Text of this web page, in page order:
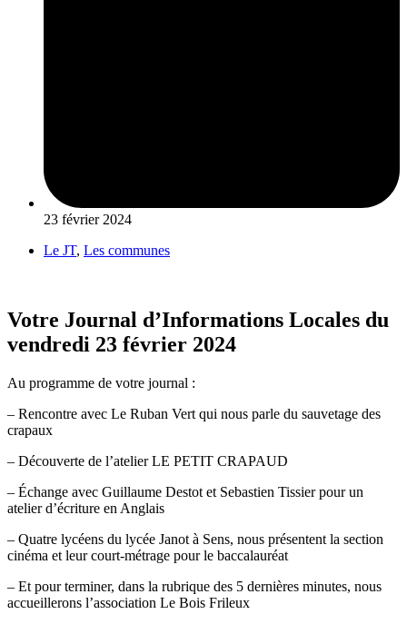
23 février 2024
Le JT, Les communes
Votre Journal d’Informations Locales du
vendredi 23 février 2024
Au programme de votre journal :
– Rencontre avec Le Ruban Vert qui nous parle du sauvetage des
crapaux
– Découverte de l’atelier LE PETIT CRAPAUD
– Échange avec Guillaume Destot et Sebastien Tissier pour un
atelier d’écriture en Anglais
– Quatre lycéens du lycée Janot à Sens, nous présentent la section
cinéma et leur court-métrage pour le baccalauréat
– Et pour terminer, dans la rubrique des 5 dernières minutes, nous
accueillerons l’association Le Bois Frileux